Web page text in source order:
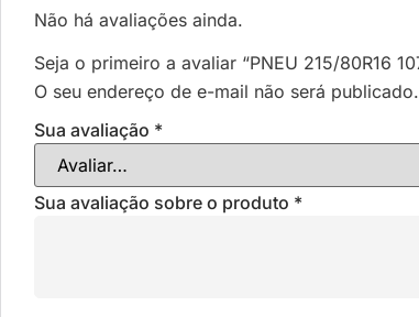
Não há avaliações ainda.
Seja o primeiro a avaliar “PNEU 215/80R16
O seu endereço de e-mail não será publicado.
Sua avaliação *
Sua avaliação sobre o produto *